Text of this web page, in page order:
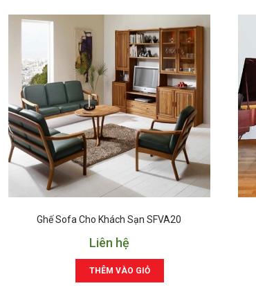
Ghế Sofa Cho Khách Sạn SFVA20
Liên hệ
THÊM VÀO GIỎ